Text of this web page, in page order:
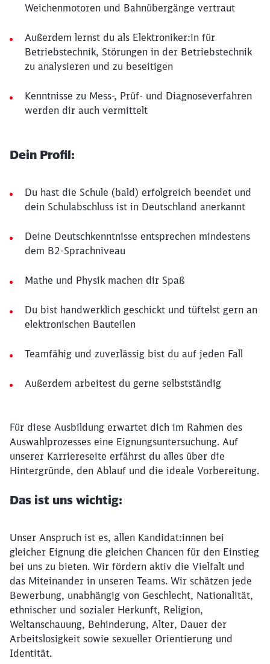
Weichenmotoren und Bahnübergänge vertraut
Außerdem lernst du als Elektroniker:in für
Betriebstechnik, Störungen in der Betriebstechnik
zu analysieren und zu beseitigen
Kenntnisse zu Mess-, Prüf- und Diagnoseverfahren
werden dir auch vermittelt
Dein Profil:
Du hast die Schule (bald) erfolgreich beendet und
dein Schulabschluss ist in Deutschland anerkannt
Deine Deutschkenntnisse entsprechen mindestens
dem B2-Sprachniveau
Mathe und Physik machen dir Spaß
Du bist handwerklich geschickt und tüftelst gern an
elektronischen Bauteilen
Teamfähig und zuverlässig bist du auf jeden Fall
Außerdem arbeitest du gerne selbstständig
Für diese Ausbildung erwartet dich im Rahmen des
Auswahlprozesses eine Eignungsuntersuchung. Auf
unserer Karriereseite erfährst du alles über die
Hintergründe, den Ablauf und die ideale Vorbereitung.
Das ist uns wichtig:
Unser Anspruch ist es, allen Kandidat:innen bei
gleicher Eignung die gleichen Chancen für den Einstieg
bei uns zu bieten. Wir fördern aktiv die Vielfalt und
das Miteinander in unseren Teams. Wir schätzen jede
Bewerbung, unabhängig von Geschlecht, Nationalität,
ethnischer und sozialer Herkunft, Religion,
Weltanschauung, Behinderung, Alter, Dauer der
Arbeitslosigkeit sowie sexueller Orientierung und
Identität.